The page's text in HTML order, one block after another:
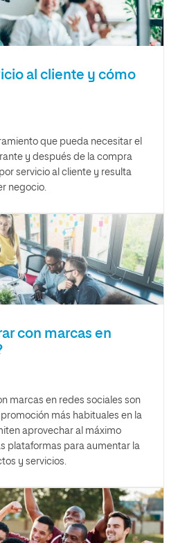
al cliente y cómo
que pueda necesitar el
y después de la compra
servicio al cliente y resulta
negocio.
con marcas en
marcas en redes sociales son
más habituales en la
aprovechar al máximo
plataformas para aumentar la
y servicios.